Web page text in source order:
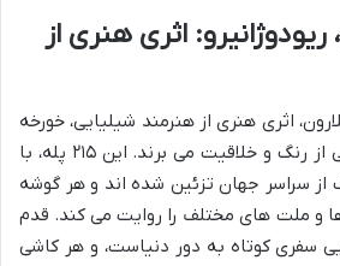
اثری هنری از
اثری هنری از هنرمند شیلیایی، خورخه
سلارون، شما را به دنیایی از رنگ و خلاقیت می برند. این ۲۱۵ پله، با
از سراسر جهان تزئین شده اند و هر گوشه
و ملت های مختلف را روایت می کند. قدم
سفری کوتاه به دور دنیاست، و هر کاشی